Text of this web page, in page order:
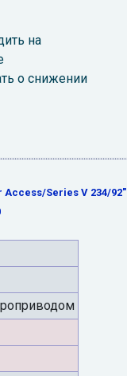
на
о снижении
Access/Series V 234/92"